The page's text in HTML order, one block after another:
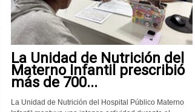
La Unidad de Nutrición del
Materno Infantil prescribió
más de 700...
La Unidad de Nutrición del Hospital Público Materno